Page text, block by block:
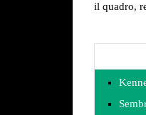
il quadro,